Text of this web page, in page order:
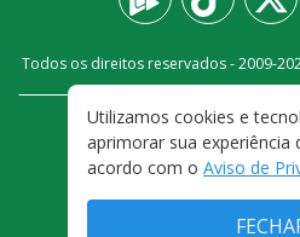
Todos os direitos reservados - 2009-
FALE
TERMOS E
Utilizamos cookies e
aprimorar sua experiência
acordo com o Aviso de